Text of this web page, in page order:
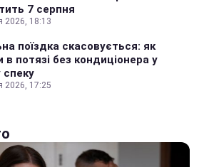
7 серпня
2026, 18:13
поїздка скасовується: як
в потязі без кондиціонера у
спеку
2026, 17:25